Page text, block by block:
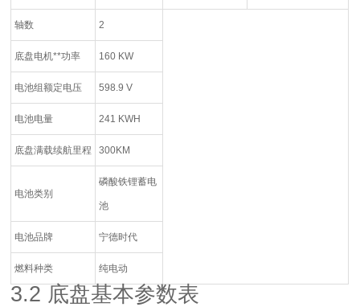
轴数 2
底盘电机**功率 160 KW
电池组额定电压 598.9 V
电池电量 241 KWH
底盘满载续航里程 300KM
电池类别
磷酸铁锂蓄电
池
电池品牌 宁德时代
燃料种类 纯电动
3.2 底盘基本参数表